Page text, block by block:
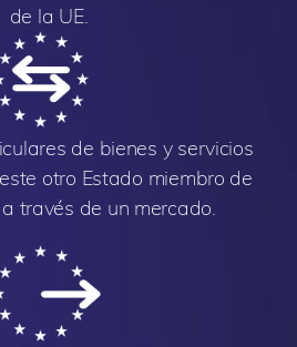
de la UE.
de bienes y servicios
otro Estado miembro de
través de un mercado.